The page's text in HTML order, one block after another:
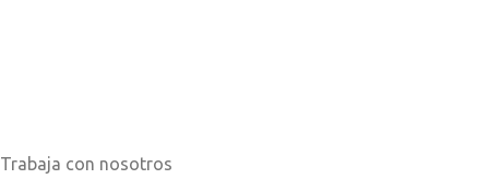
Trabaja con nosotros